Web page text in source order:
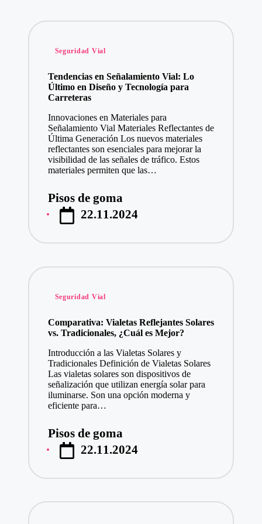
Publicado
Seguridad Vial
Tendencias en Señalamiento Vial: Lo
Último en Diseño y Tecnología para
Carreteras
Innovaciones en Materiales para
Señalamiento Vial Materiales Reflectantes de
Última Generación Los nuevos materiales
reflectantes son esenciales para mejorar la
visibilidad de las señales de tráfico. Estos
materiales permiten que las…
Publicado
por
Pisos de goma
22.11.2024
Publicado
Seguridad Vial
Comparativa: Vialetas Reflejantes Solares
vs. Tradicionales, ¿Cuál es Mejor?
Introducción a las Vialetas Solares y
Tradicionales Definición de Vialetas Solares
Las vialetas solares son dispositivos de
señalización que utilizan energía solar para
iluminarse. Son una opción moderna y
eficiente para…
Publicado
por
Pisos de goma
22.11.2024